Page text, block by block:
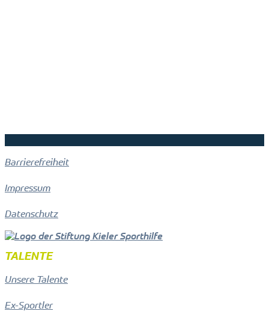
Barrierefreiheit
Impressum
Datenschutz
TALENTE
Unsere Talente
Ex-Sportler